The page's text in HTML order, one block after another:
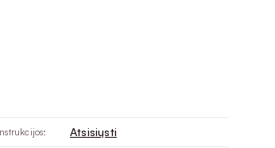
Atsisiųsti